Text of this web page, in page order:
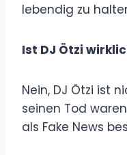
lebendig zu
Ist DJ Ötzi
Nein, DJ Ötzi ist
seinen Tod
als Fake News